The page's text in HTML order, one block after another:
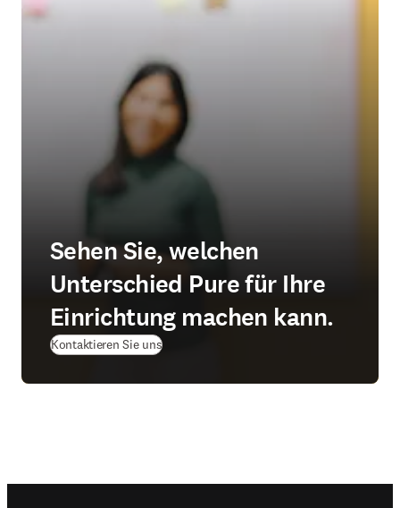
Sehen Sie, welchen
Unterschied Pure für Ihre
Einrichtung machen kann.
Kontaktieren Sie uns(